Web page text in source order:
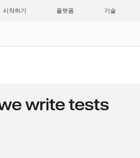
시작하기 플랫폼 기술